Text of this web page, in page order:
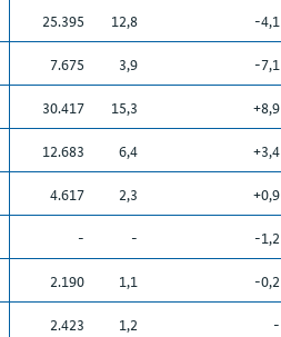
25.395 12,8 -4,1
7.675 3,9 -7,1
30.417 15,3 +8,9
12.683 6,4 +3,4
4.617 2,3 +0,9
- - -1,2
2.190 1,1 -0,2
2.423 1,2 -